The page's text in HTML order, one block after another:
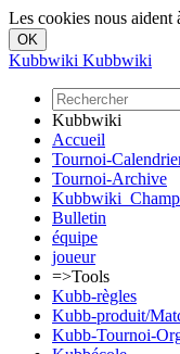
Les cookies nous aident
Kubbwiki Kubbwiki
Kubbwiki
Accueil
Tournoi-
Tournoi-Archive
Bulletin
équipe
joueur
=>Tools
Kubb-règles
Kubb-produit/
Kubb-Tournoi-